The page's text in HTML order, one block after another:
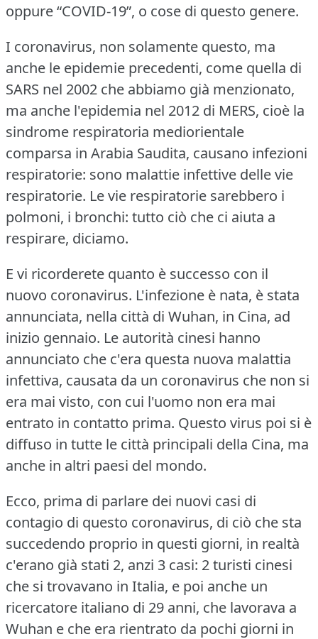
oppure “COVID-19”, o cose di questo genere.
I coronavirus, non solamente questo, ma
anche le epidemie precedenti, come quella di
SARS nel 2002 che abbiamo già menzionato,
ma anche l'epidemia nel 2012 di MERS, cioè la
sindrome respiratoria mediorientale
comparsa in Arabia Saudita, causano infezioni
respiratorie: sono malattie infettive delle vie
respiratorie. Le vie respiratorie sarebbero i
polmoni, i bronchi: tutto ciò che ci aiuta a
respirare, diciamo.
E vi ricorderete quanto è successo con il
nuovo coronavirus. L'infezione è nata, è stata
annunciata, nella città di Wuhan, in Cina, ad
inizio gennaio. Le autorità cinesi hanno
annunciato che c'era questa nuova malattia
infettiva, causata da un coronavirus che non si
era mai visto, con cui l'uomo non era mai
entrato in contatto prima. Questo virus poi si è
diffuso in tutte le città principali della Cina, ma
anche in altri paesi del mondo.
Ecco, prima di parlare dei nuovi casi di
contagio di questo coronavirus, di ciò che sta
succedendo proprio in questi giorni, in realtà
c'erano già stati 2, anzi 3 casi: 2 turisti cinesi
che si trovavano in Italia, e poi anche un
ricercatore italiano di 29 anni, che lavorava a
Wuhan e che era rientrato da pochi giorni in